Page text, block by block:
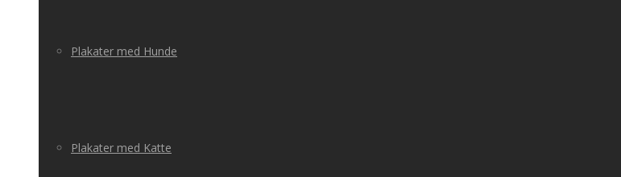
Plakater med Hunde
Plakater med Katte